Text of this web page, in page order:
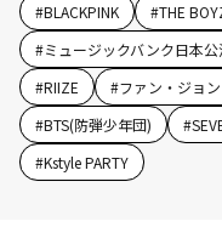
#BLACKPINK #THE
#ミュージックバンク日本公
#RIIZE #ファン・ジョ
#BTS(防弾少年団) #
#Kstyle PARTY